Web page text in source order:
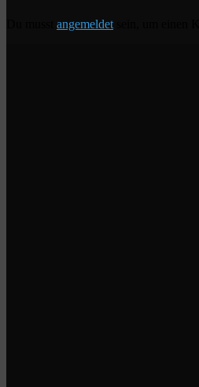
angemeldet